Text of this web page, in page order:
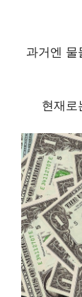
과거엔 물
현재로